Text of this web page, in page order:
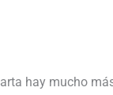
hay mucho